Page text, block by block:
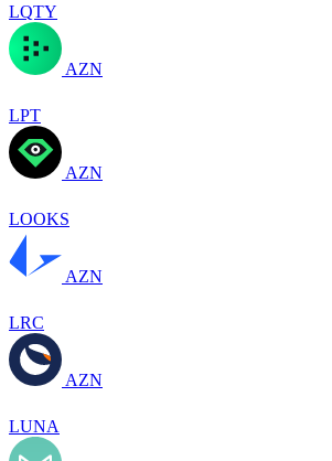
LQTY
AZN
LPT
AZN
LOOKS
AZN
LRC
AZN
LUNA